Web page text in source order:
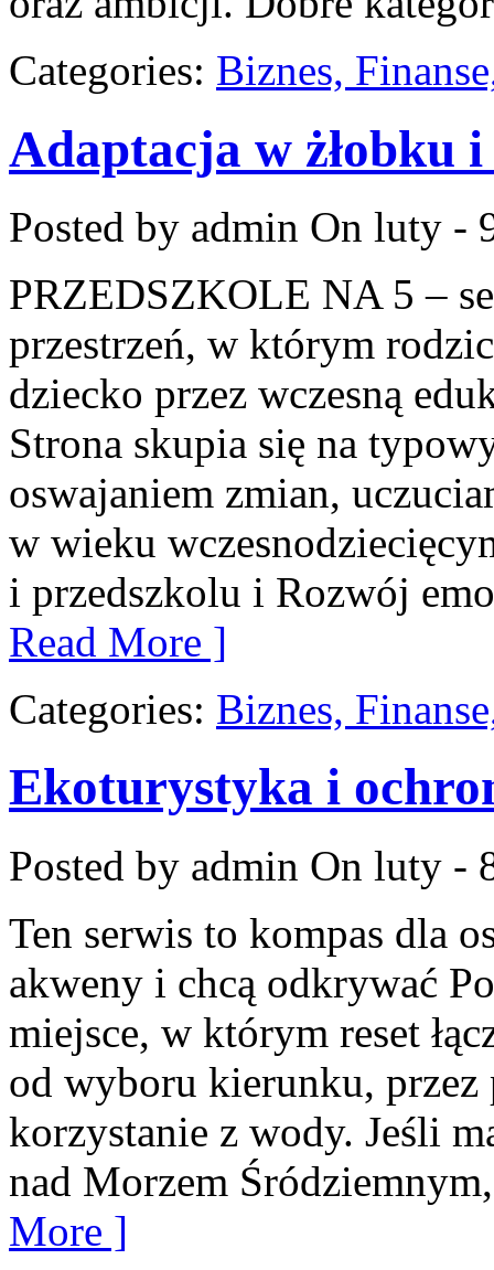
Categories: Biznes,
Adaptacja w żłobku
Posted by admin On luty -
PRZEDSZKOLE NA 5 –
przestrzeń, w którym
dziecko przez wczesną
Strona skupia się na
oswajaniem zmian,
w wieku
i przedszkolu i Rozwój
Read More ]
Categories: Biznes,
Ekoturystyka i
Posted by admin On luty -
Ten serwis to kompas dla
akweny i chcą odkrywać
miejsce, w którym reset
od wyboru kierunku,
korzystanie z wody. Jeśli
nad Morzem
More ]